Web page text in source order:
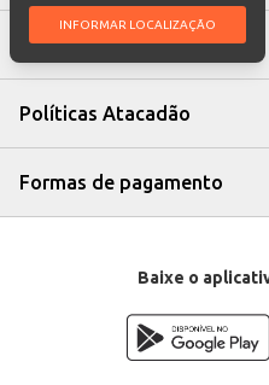
INFORMAR LOCALIZAÇÃO
Institucional
Políticas Atacadão
Formas de pagamento
Baixe o